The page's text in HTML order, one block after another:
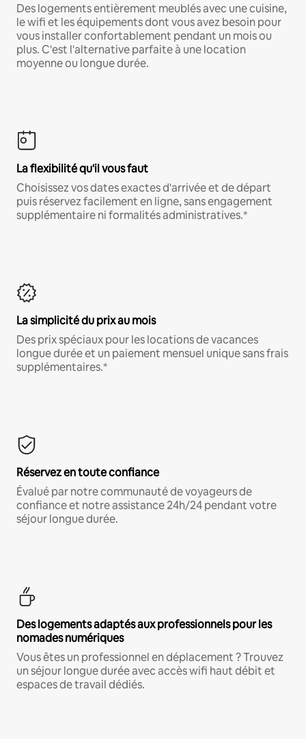
Des logements entièrement meublés avec une cuisine,
le wifi et les équipements dont vous avez besoin pour
vous installer confortablement pendant un mois ou
plus. C'est l'alternative parfaite à une location
moyenne ou longue durée.
La flexibilité qu'il vous faut
Choisissez vos dates exactes d'arrivée et de départ
puis réservez facilement en ligne, sans engagement
supplémentaire ni formalités administratives.*
La simplicité du prix au mois
Des prix spéciaux pour les locations de vacances
longue durée et un paiement mensuel unique sans frais
supplémentaires.*
Réservez en toute confiance
Évalué par notre communauté de voyageurs de
confiance et notre assistance 24h/24 pendant votre
séjour longue durée.
Des logements adaptés aux professionnels pour les
nomades numériques
Vous êtes un professionnel en déplacement ? Trouvez
un séjour longue durée avec accès wifi haut débit et
espaces de travail dédiés.